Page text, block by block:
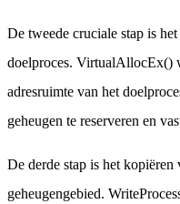
De tweede cruciale stap is
doelproces. VirtualAllocEx()
adresruimte van het
geheugen te reserveren en
De derde stap is het kopiëren
geheugengebied.